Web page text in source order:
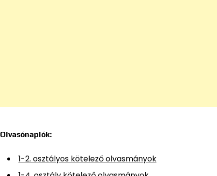
Olvasónaplók:
1-2. osztályos kötelező olvasmányok